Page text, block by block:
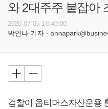
와 2대주주 붙잡아
2020-07-05 18:40:00
박안나 기자 -
검찰이 옵티머스자산운용